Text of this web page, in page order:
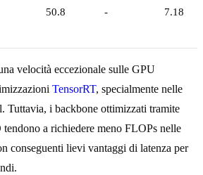
50.8 - 7.18
velocità eccezionale sulle GPU
TensorRT, specialmente nelle
Tuttavia, i backbone ottimizzati tramite
a richiedere meno FLOPs nelle
conseguenti lievi vantaggi di latenza per